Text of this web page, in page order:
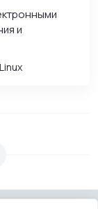
и
Linux